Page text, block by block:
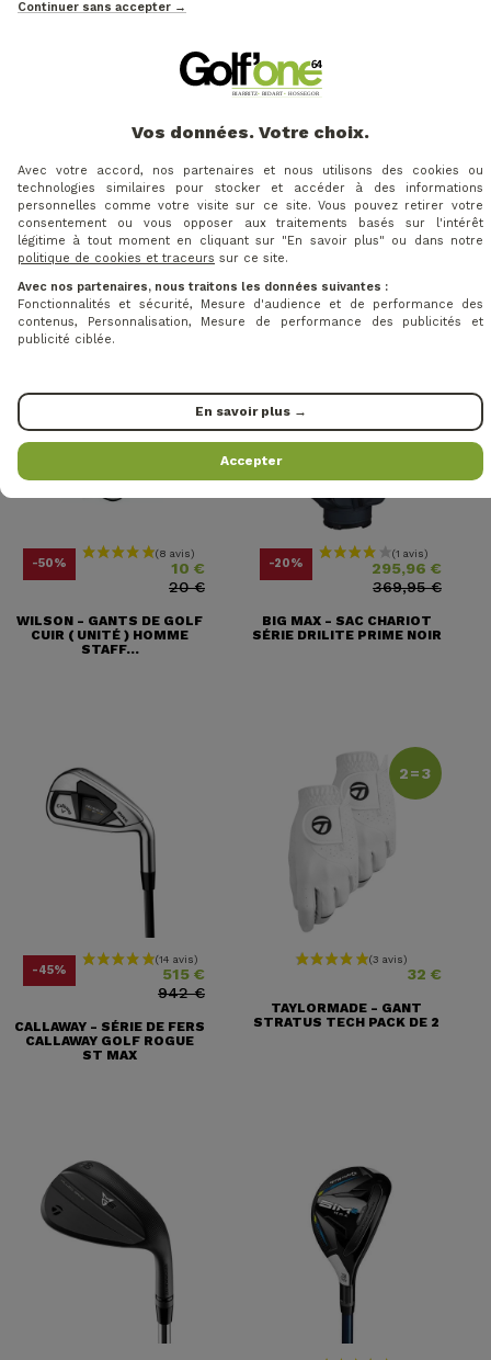
CLIENTS AYANT
ACHETÉ CE PRODUIT
-50% Prix 10 €
Prix ​​habituel
20 €
WILSON - GANTS DE GOLF
CUIR ( UNITÉ ) HOMME
STAFF...
-20% Prix 295,96 €
Prix ​​habituel
369,95 €
BIG MAX - SAC CHARIOT
SÉRIE DRILITE PRIME NOIR
-45% Prix 515 €
Prix ​​habituel
942 €
CALLAWAY - SÉRIE DE FERS
CALLAWAY GOLF ROGUE
ST MAX
2=3
Prix 32 €
TAYLORMADE - GANT
STRATUS TECH PACK DE 2
Continuer sans accepter →
Vos données. Votre choix.
Avec votre accord, nos partenaires et nous utilisons des cookies ou
technologies similaires pour stocker et accéder à des informations
personnelles comme votre visite sur ce site. Vous pouvez retirer votre
consentement ou vous opposer aux traitements basés sur l'intérêt
légitime à tout moment en cliquant sur "En savoir plus" ou dans notre
politique de cookies et traceurs sur ce site.
Avec nos partenaires, nous traitons les données suivantes :
Fonctionnalités et sécurité, Mesure d'audience et de performance des
contenus, Personnalisation, Mesure de performance des publicités et
publicité ciblée.
En savoir plus →
Accepter